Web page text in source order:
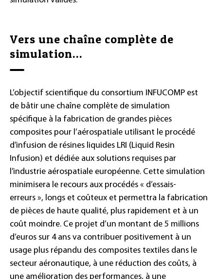
Vers une chaîne complète de
simulation…
L’objectif scientifique du consortium INFUCOMP est
de bâtir une chaîne complète de simulation
spécifique à la fabrication de grandes pièces
composites pour l’aérospatiale utilisant le procédé
d’infusion de résines liquides LRI (Liquid Resin
Infusion) et dédiée aux solutions requises par
l’industrie aérospatiale européenne. Cette simulation
minimisera le recours aux procédés « d’essais-
erreurs », longs et coûteux et permettra la fabrication
de pièces de haute qualité, plus rapidement et à un
coût moindre. Ce projet d’un montant de 5 millions
d’euros sur 4 ans va contribuer positivement à un
usage plus répandu des composites textiles dans le
secteur aéronautique, à une réduction des coûts, à
une amélioration des performances, à une